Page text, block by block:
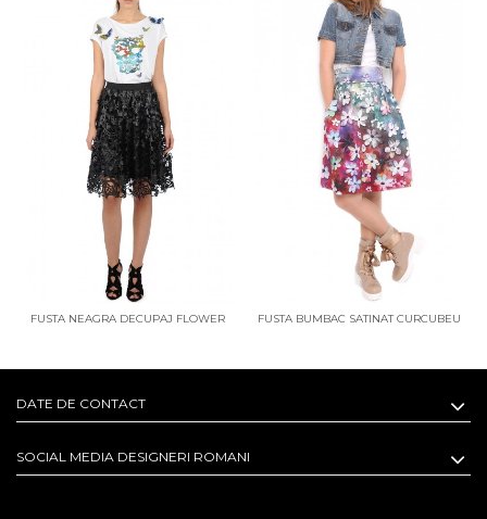
FUSTA NEAGRA DECUPAJ FLOWER
FUSTA BUMBAC SATINAT CURCUBEU
DATE DE CONTACT
SOCIAL MEDIA DESIGNERI ROMANI